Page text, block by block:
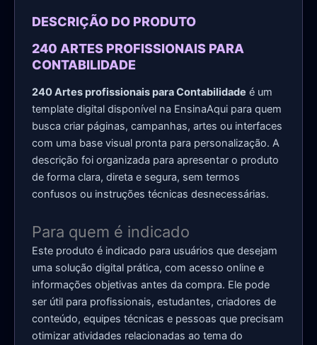
DESCRIÇÃO DO PRODUTO
240 ARTES PROFISSIONAIS PARA
CONTABILIDADE
240 Artes profissionais para Contabilidade é um
template digital disponível na EnsinaAqui para quem
busca criar páginas, campanhas, artes ou interfaces
com uma base visual pronta para personalização. A
descrição foi organizada para apresentar o produto
de forma clara, direta e segura, sem termos
confusos ou instruções técnicas desnecessárias.
Para quem é indicado
Este produto é indicado para usuários que desejam
uma solução digital prática, com acesso online e
informações objetivas antes da compra. Ele pode
ser útil para profissionais, estudantes, criadores de
conteúdo, equipes técnicas e pessoas que precisam
otimizar atividades relacionadas ao tema do